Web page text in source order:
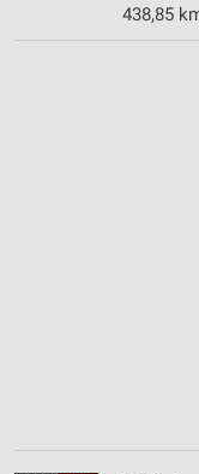
438,85